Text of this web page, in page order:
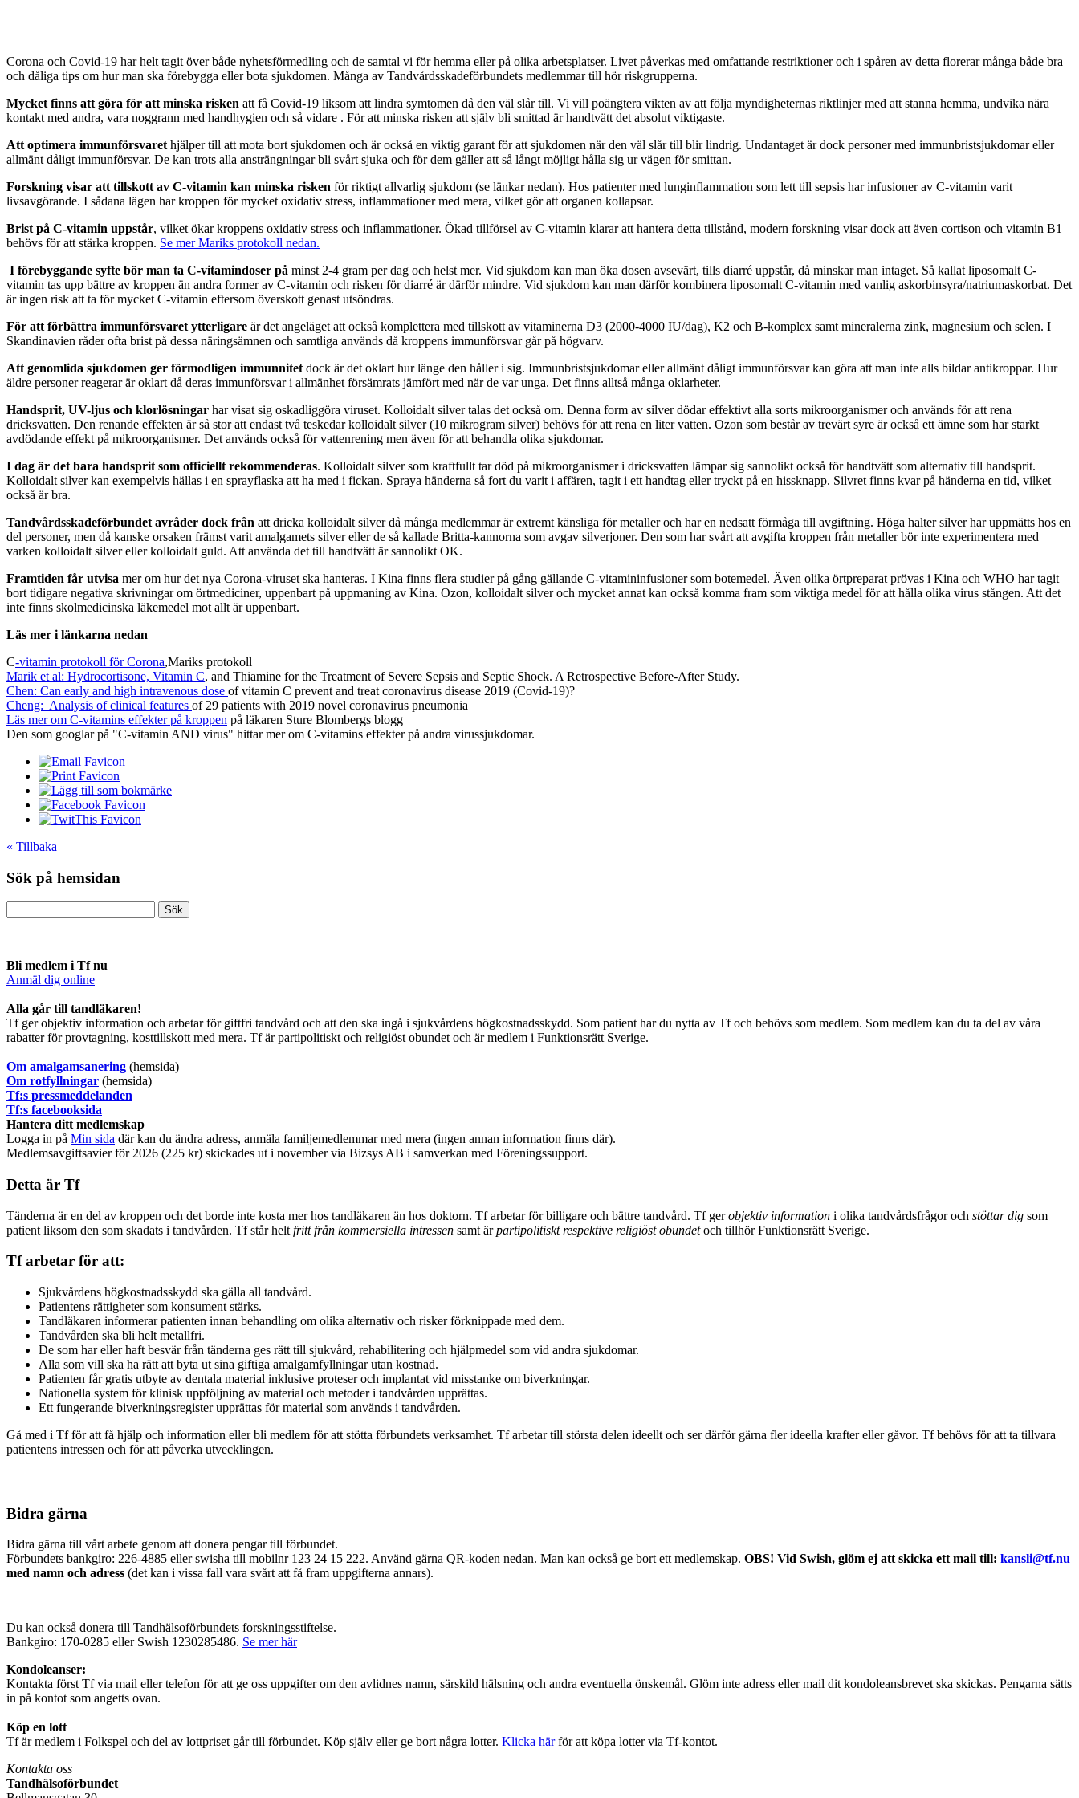
Corona och Covid-19 har helt tagit över både nyhetsförmedling och de samtal vi för hemma eller på olika arbetsplatser. Livet påverkas med omfattande restriktioner och i spåren av detta florerar många både bra
och dåliga tips om hur man ska förebygga eller bota sjukdomen. Många av Tandvårdsskadeförbundets medlemmar till hör riskgrupperna.
Mycket finns att göra för att minska risken att få Covid-19 liksom att lindra symtomen då den väl slår till. Vi vill poängtera vikten av att följa myndigheternas riktlinjer med att stanna hemma, undvika nära
kontakt med andra, vara noggrann med handhygien och så vidare . För att minska risken att själv bli smittad är handtvätt det absolut viktigaste.
Att optimera immunförsvaret hjälper till att mota bort sjukdomen och är också en viktig garant för att sjukdomen när den väl slår till blir lindrig. Undantaget är dock personer med immunbristsjukdomar eller
allmänt dåligt immunförsvar. De kan trots alla ansträngningar bli svårt sjuka och för dem gäller att så långt möjligt hålla sig ur vägen för smittan.
Forskning visar att tillskott av C-vitamin kan minska risken för riktigt allvarlig sjukdom (se länkar nedan). Hos patienter med lunginflammation som lett till sepsis har infusioner av C-vitamin varit
livsavgörande. I sådana lägen har kroppen för mycket oxidativ stress, inflammationer med mera, vilket gör att organen kollapsar.
Brist på C-vitamin uppstår, vilket ökar kroppens oxidativ stress och inflammationer. Ökad tillförsel av C-vitamin klarar att hantera detta tillstånd, modern forskning visar dock att även cortison och vitamin B1
behövs för att stärka kroppen. Se mer Mariks protokoll nedan.
I förebyggande syfte bör man ta C-vitamindoser på minst 2-4 gram per dag och helst mer. Vid sjukdom kan man öka dosen avsevärt, tills diarré uppstår, då minskar man intaget. Så kallat liposomalt C-
vitamin tas upp bättre av kroppen än andra former av C-vitamin och risken för diarré är därför mindre. Vid sjukdom kan man därför kombinera liposomalt C-vitamin med vanlig askorbinsyra/natriumaskorbat. Det
är ingen risk att ta för mycket C-vitamin eftersom överskott genast utsöndras.
För att förbättra immunförsvaret ytterligare är det angeläget att också komplettera med tillskott av vitaminerna D3 (2000-4000 IU/dag), K2 och B-komplex samt mineralerna zink, magnesium och selen. I
Skandinavien råder ofta brist på dessa näringsämnen och samtliga används då kroppens immunförsvar går på högvarv.
Att genomlida sjukdomen ger förmodligen immunnitet dock är det oklart hur länge den håller i sig. Immunbristsjukdomar eller allmänt dåligt immunförsvar kan göra att man inte alls bildar antikroppar. Hur
äldre personer reagerar är oklart då deras immunförsvar i allmänhet försämrats jämfört med när de var unga. Det finns alltså många oklarheter.
Handsprit, UV-ljus och klorlösningar har visat sig oskadliggöra viruset. Kolloidalt silver talas det också om. Denna form av silver dödar effektivt alla sorts mikroorganismer och används för att rena
dricksvatten. Den renande effekten är så stor att endast två teskedar kolloidalt silver (10 mikrogram silver) behövs för att rena en liter vatten. Ozon som består av trevärt syre är också ett ämne som har starkt
avdödande effekt på mikroorganismer. Det används också för vattenrening men även för att behandla olika sjukdomar.
I dag är det bara handsprit som officiellt rekommenderas. Kolloidalt silver som kraftfullt tar död på mikroorganismer i dricksvatten lämpar sig sannolikt också för handtvätt som alternativ till handsprit.
Kolloidalt silver kan exempelvis hällas i en sprayflaska att ha med i fickan. Spraya händerna så fort du varit i affären, tagit i ett handtag eller tryckt på en hissknapp. Silvret finns kvar på händerna en tid, vilket
också är bra.
Tandvårdsskadeförbundet avråder dock från att dricka kolloidalt silver då många medlemmar är extremt känsliga för metaller och har en nedsatt förmåga till avgiftning. Höga halter silver har uppmätts hos en
del personer, men då kanske orsaken främst varit amalgamets silver eller de så kallade Britta-kannorna som avgav silverjoner. Den som har svårt att avgifta kroppen från metaller bör inte experimentera med
varken kolloidalt silver eller kolloidalt guld. Att använda det till handtvätt är sannolikt OK.
Framtiden får utvisa mer om hur det nya Corona-viruset ska hanteras. I Kina finns flera studier på gång gällande C-vitamininfusioner som botemedel. Även olika örtpreparat prövas i Kina och WHO har tagit
bort tidigare negativa skrivningar om örtmediciner, uppenbart på uppmaning av Kina. Ozon, kolloidalt silver och mycket annat kan också komma fram som viktiga medel för att hålla olika virus stången. Att det
inte finns skolmedicinska läkemedel mot allt är uppenbart.
Läs mer i länkarna nedan
C-vitamin protokoll för Corona,Mariks protokoll
Marik et al: Hydrocortisone, Vitamin C, and Thiamine for the Treatment of Severe Sepsis and Septic Shock. A Retrospective Before-After Study.
Chen: Can early and high intravenous dose of vitamin C prevent and treat coronavirus disease 2019 (Covid-19)?
Cheng: Analysis of clinical features of 29 patients with 2019 novel coronavirus pneumonia
Läs mer om C-vitamins effekter på kroppen på läkaren Sture Blombergs blogg
Den som googlar på "C-vitamin AND virus" hittar mer om C-vitamins effekter på andra virussjukdomar.
« Tillbaka
Sök på hemsidan
Bli medlem i Tf nu
Anmäl dig online
​Alla går till tandläkaren!
Tf ger objektiv information och arbetar för giftfri tandvård och att den ska ingå i sjukvårdens högkostnadsskydd. Som patient har du nytta av Tf och behövs som medlem. Som medlem kan du ta del av våra
rabatter för provtagning, kosttillskott med mera. Tf är partipolitiskt och religiöst obundet och är medlem i Funktionsrätt Sverige.
Om amalgamsanering (hemsida)
Om rotfyllningar (hemsida)
​Tf:s pressmeddelanden
Tf:s facebooksida
Hantera ditt medlemskap
Logga in på Min sida där kan du ändra adress, anmäla familjemedlemmar med mera (ingen annan information finns där).
Medlemsavgiftsavier för 2026 (225 kr) skickades ut i november via Bizsys AB i samverkan med Föreningssupport.
Detta är Tf
Tänderna är en del av kroppen och det borde inte kosta mer hos tandläkaren än hos doktorn. Tf arbetar för billigare och bättre tandvård. Tf gerobjektiv information i olika tandvårdsfrågor och stöttar dig som
patient liksom den som skadats i tandvården. Tf står helt fritt från kommersiella intressen samt ärpartipolitiskt respektive religiöst obundetoch tillhör Funktionsrätt Sverige.
Tf arbetar för att:
Sjukvårdens högkostnadsskydd ska gälla all tandvård.
Patientens rättigheter som konsument stärks.
Tandläkaren informerar patienten innan behandling om olika alternativ och risker förknippade med dem.
Tandvården ska bli helt metallfri.
De som har eller haft besvär från tänderna ges rätt till sjukvård, rehabilitering och hjälpmedel som vid andra sjukdomar.
Alla som vill ska ha rätt att byta ut sina giftiga amalgamfyllningar utan kostnad.
Patienten får gratis utbyte av dentala material inklusive proteser och implantat vid misstanke om biverkningar.
Nationella system för klinisk uppföljning av material och metoder i tandvården upprättas.
Ett fungerande biverkningsregister upprättas för material som används i tandvården.
Gå med i Tf för att få hjälp och information eller bli medlem för att stötta förbundets verksamhet. Tf arbetar till största delen ideellt och ser därför gärna fler ideella krafter eller gåvor. Tf behövs för att ta tillvara
patientens intressen och för att påverka utvecklingen.
Bidra gärna
Bidra gärna till vårt arbete genom att donera pengar till förbundet.
Förbundets bankgiro: 226-4885 eller swisha till mobilnr 123 24 15 222. Använd gärna QR-koden nedan. Man kan också ge bort ett medlemskap. OBS! Vid Swish, glöm ej att skicka ett mail till: kansli@tf.nu
med namn och adress (det kan i vissa fall vara svårt att få fram uppgifterna annars).
Du kan också donera till Tandhälsoförbundets forskningsstiftelse.
Bankgiro: 170-0285 eller Swish 1230285486. Se mer här
Kondoleanser:
Kontakta först Tf via mail eller telefon för att ge oss uppgifter om den avlidnes namn, särskild hälsning och andra eventuella önskemål. Glöm inte adress eller mail dit kondoleansbrevet ska skickas. Pengarna sätts
in på kontot som angetts ovan.
Köp en lott
Tf är medlem i Folkspel och del av lottpriset går till förbundet. Köp själv eller ge bort några lotter. Klicka härför att köpa lotter via Tf-kontot.
Kontakta oss
Tandhälsoförbundet